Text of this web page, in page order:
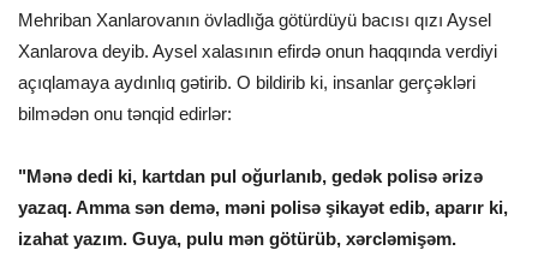
Mehriban Xanlarovanın övladlığa götürdüyü bacısı qızı Aysel
Xanlarova deyib. Aysel xalasının efirdə onun haqqında verdiyi
açıqlamaya aydınlıq gətirib. O bildirib ki, insanlar gerçəkləri
bilmədən onu tənqid edirlər:
"Mənə dedi ki, kartdan pul oğurlanıb, gedək polisə ərizə
yazaq. Amma sən demə, məni polisə şikayət edib, aparır ki,
izahat yazım. Guya, pulu mən götürüb, xərcləmişəm.